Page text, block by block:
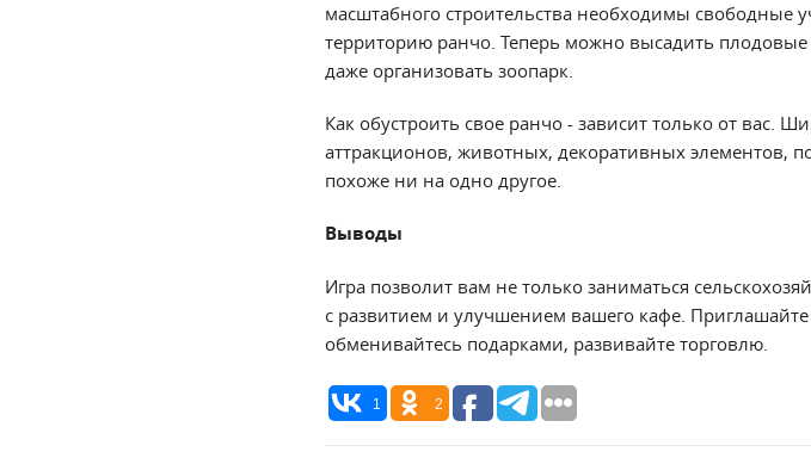
масштабного строительства необходимы свободные
территорию ранчо. Теперь можно высадить
даже организовать зоопарк.
Как обустроить свое ранчо - зависит только от вас.
аттракционов, животных, декоративных элементов,
похоже ни на одно другое.
Выводы
Игра позволит вам не только заниматься
с развитием и улучшением вашего кафе. Приглашайте
обменивайтесь подарками, развивайте торговлю.
1 2